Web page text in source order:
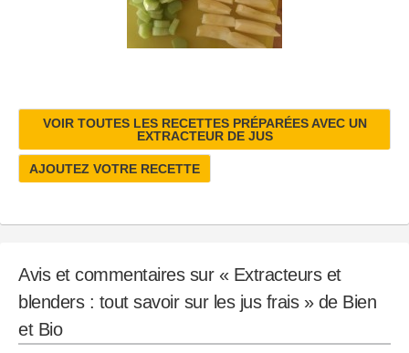
VOIR TOUTES LES RECETTES PRÉPARÉES AVEC UN
EXTRACTEUR DE JUS
AJOUTEZ VOTRE RECETTE
Avis et commentaires sur « Extracteurs et
blenders : tout savoir sur les jus frais » de Bien
et Bio